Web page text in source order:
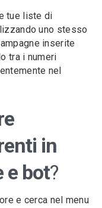
tue liste di
uno stesso
inserite
tra i numeri
nel
in
e bot?
e cerca nel menu